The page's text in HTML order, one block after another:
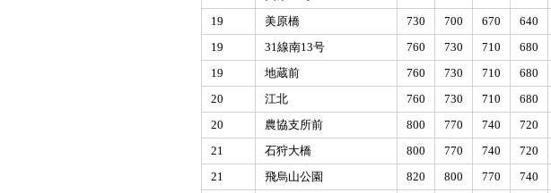
19
美原橋 730 700 670 640
19
31線南13号 760 730 710 680
19
地蔵前 760 730 710 680
20
江北 760 730 710 680
20
農協支所前 800 770 740 720
21
石狩大橋 800 770 740 720
21
飛烏山公園 820 800 770 740